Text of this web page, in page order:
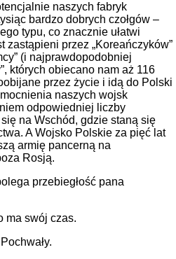
naszych fabryk
bardzo dobrych czołgów –
typu, co znacznie ułatwi
zastąpieni przez „Koreańczyków”
(i najprawdopodobniej
których obiecano nam aż 116
przez życie i idą do Polski
naszych wojsk
odpowiedniej liczby
na Wschód, gdzie staną się
A Wojsko Polskie za pięć lat
armię pancerną na
Rosją.
przebiegłość pana
ma swój czas.